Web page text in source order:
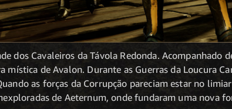
dos Cavaleiros da Távola Redonda. Acompanhado
mística de Avalon. Durante as Guerras da Loucura
as forças da Corrupção pareciam estar no
de Aeternum, onde fundaram uma nova